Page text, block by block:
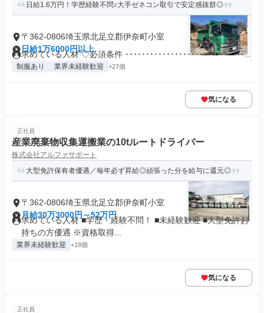
日給1.6万円！学歴経験不問♪大手ゼネコン取引で安定感抜群◎
〒362-0806埼玉県北足立郡伊奈町小室
日給1万6000円以上
求めている人材 ◇必須条件 ･････････････････････････････...
制服あり 業界未経験歓迎 +27個
気になる
正社員
産業廃棄物収集運搬業の10tルートドライバー
株式会社アルファサポート
大型免許保有者優遇／毎年必ず昇給◎頑張った分を給与に還元◎
〒362-0806埼玉県北足立郡伊奈町小室
月給30万3000円～52万円
求めている人材 ■学歴・経験不問！ ■未経験歓迎 ■大型免許お
持ちの方優遇 ※資格取得...
業界未経験歓迎 +18個
気になる
正社員